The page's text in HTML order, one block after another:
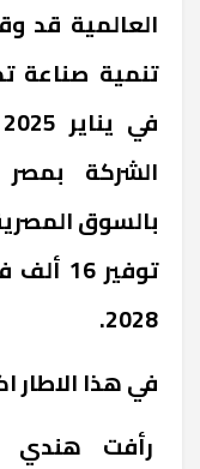
العالمية قد
تنمية صناعة
الشركة
بالسوق
2028.
في هذا الاطار
رأفت هندي